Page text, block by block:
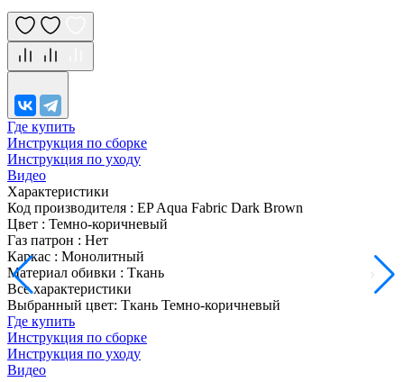
Где купить
Инструкция по сборке
Инструкция по уходу
Видео
Характеристики
Код производителя : EP Aqua Fabric Dark Brown
Цвет : Темно-коричневый
Газ патрон : Нет
Каркас : Монолитный
Материал обивки : Ткань
Все характеристики
Выбранный цвет: Ткань Темно-коричневый
Где купить
Инструкция по сборке
Инструкция по уходу
Видео